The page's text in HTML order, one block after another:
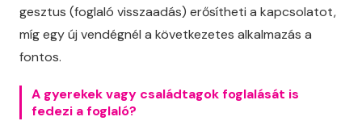
gesztus (foglaló visszaadás) erősítheti a kapcsolatot,
míg egy új vendégnél a következetes alkalmazás a
fontos.
A gyerekek vagy családtagok foglalását is
fedezi a foglaló?